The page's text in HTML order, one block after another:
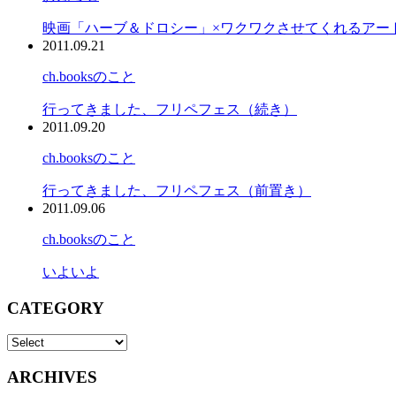
映画「ハーブ＆ドロシー」×ワクワクさせてくれるアー
2011.09.21
ch.booksのこと
行ってきました、フリペフェス（続き）
2011.09.20
ch.booksのこと
行ってきました、フリペフェス（前置き）
2011.09.06
ch.booksのこと
いよいよ
CATEGORY
ARCHIVES